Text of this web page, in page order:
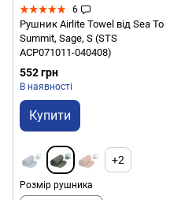
6
Рушник Airlite Towel від Sea To
Summit, Sage, S (STS
ACP071011-040408)
552 грн
В наявності
Купити
+2
Розмір рушника